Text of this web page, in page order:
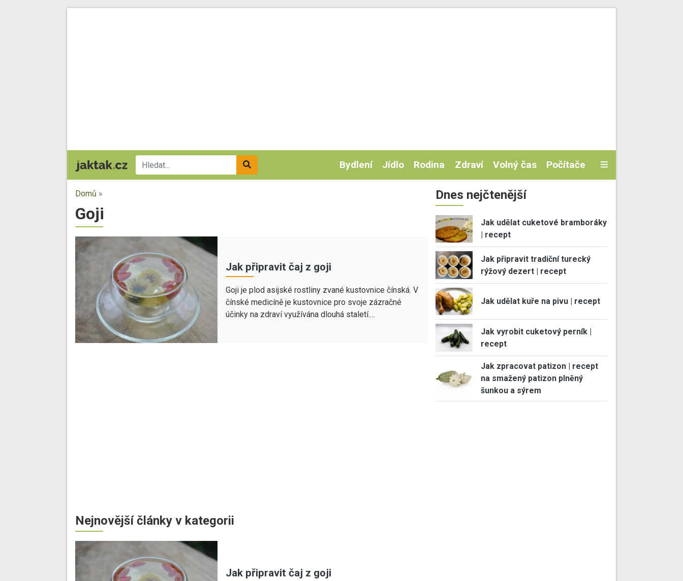
Bydlení Jídlo Rodina Zdraví Volný čas Počítače
Domů »
Goji
Jak připravit čaj z goji
Goji je plod asijské rostliny zvané kustovnice čínská. V
čínské medicíně je kustovnice pro svoje zázračné
účinky na zdraví využívána dlouhá staletí.…
Nejnovější články v kategorii
Jak připravit čaj z goji
Dnes nejčtenější
Jak udělat cuketové bramboráky
| recept
Jak připravit tradiční turecký
rýžový dezert | recept
Jak udělat kuře na pivu | recept
Jak vyrobit cuketový perník |
recept
Jak zpracovat patizon | recept
na smažený patizon plněný
šunkou a sýrem